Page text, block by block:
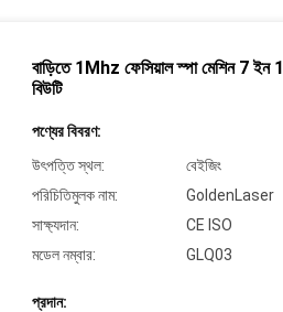
বাড়িতে 1Mhz ফেসিয়াল স্পা মেশিন 7
বিউটি
পণ্যের বিবরণ:
উৎপত্তি স্থল:
বেইজিং
পরিচিতিমুলক নাম:
GoldenLaser
সাক্ষ্যদান:
CE ISO
মডেল নম্বার:
GLQ03
প্রদান: